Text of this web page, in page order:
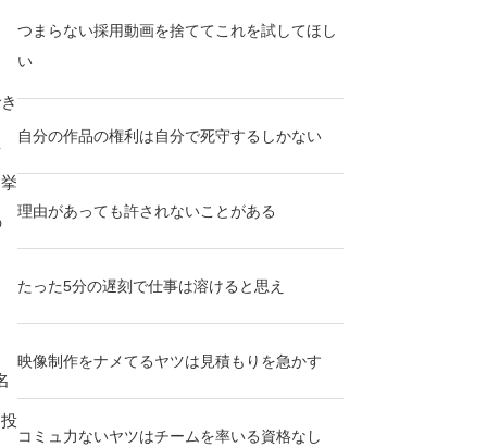
つまらない採用動画を捨ててこれを試してほし
い
自分の作品の権利は自分で死守するしかない
理由があっても許されないことがある
たった5分の遅刻で仕事は溶けると思え
映像制作をナメてるヤツは見積もりを急かす
コミュ力ないヤツはチームを率いる資格なし